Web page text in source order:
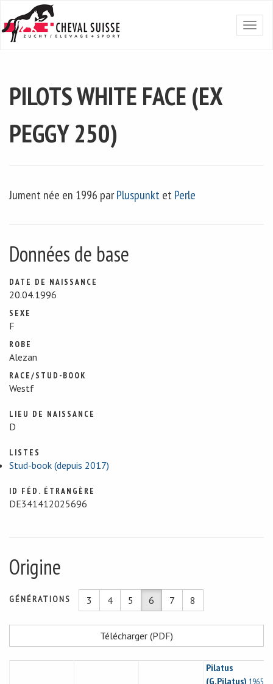
PILOTS WHITE FACE (EX
PEGGY 250)
Jument née en 1996 parPluspunktetPerle
Données de base
DATE DE NAISSANCE
20.04.1996
SEXE
F
ROBE
Alezan
RACE/STUD-BOOK
Westf
LIEU DE NAISSANCE
D
LISTES
Stud-book (depuis 2017)
ID FÉD. ÉTRANGÈRE
DE341412025696
Origine
GÉNÉRATIONS 3 4 5 6 7 8
Télécharger (PDF)
Pilatus
(G.Pilatus) 1965